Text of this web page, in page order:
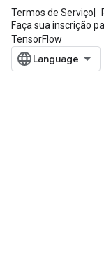
Termos de Serviço
Faça sua inscrição
TensorFlow